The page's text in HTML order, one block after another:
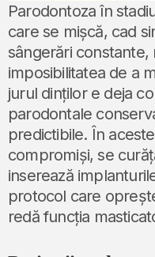
Parodontoza în
care se mișcă, cad
sângerări
imposibilitatea de a
jurul dinților e deja
parodontale
predictibile. În
compromiși, se
inserează
protocol care
redă funcția